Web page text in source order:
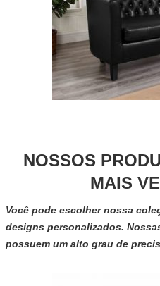
NOSSOS
MAIS
Você pode escolher nossa
designs personalizados.
possuem um alto grau de